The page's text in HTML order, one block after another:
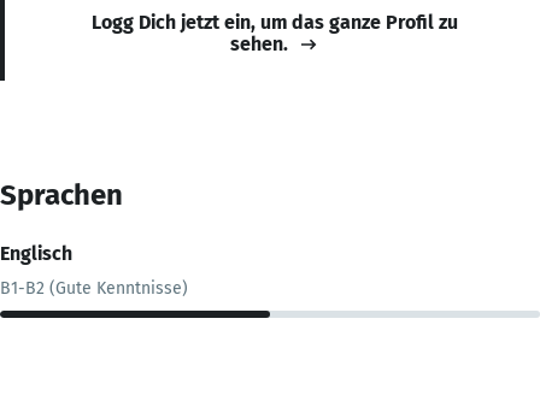
Logg Dich jetzt ein, um das ganze Profil zu
sehen.
Sprachen
Englisch
B1-B2 (Gute Kenntnisse)